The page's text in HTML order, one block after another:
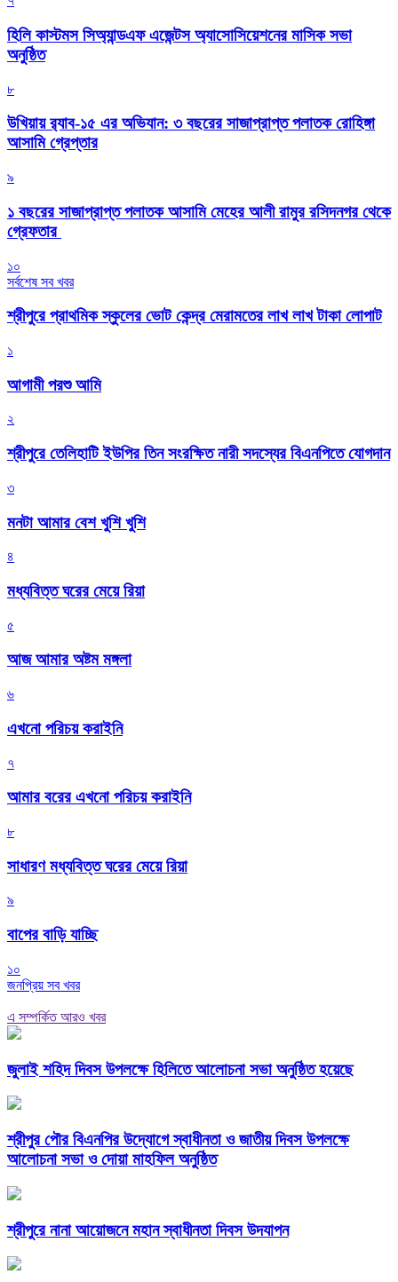
হিলি কাস্টমস সিঅ্যান্ডএফ এজেন্টস অ্যাসোসিয়েশনের মাসিক সভা
অনুষ্ঠিত
৮
উখিয়ায় র‍্যাব-১৫ এর অভিযান: ৩ বছরের সাজাপ্রাপ্ত পলাতক রোহিঙ্গা
আসামি গ্রেপ্তার
৯
১ বছরের সাজাপ্রাপ্ত পলাতক আসামি মেহের আলী রামুর রসিদনগর থেকে
গ্রেফতার ‎
১০
সর্বশেষ সব খবর
শ্রীপুরে প্রাথমিক স্কুলের ভোট কেন্দ্র মেরামতের লাখ লাখ টাকা লোপাট
১
আগামী পরশু আমি
২
শ্রীপুরে তেলিহাটি ইউপির তিন সংরক্ষিত নারী সদস্যের বিএনপিতে যোগদান
৩
মনটা আমার বেশ খুশি খুশি
৪
মধ্যবিত্ত ঘরের মেয়ে রিয়া
৫
আজ আমার অষ্টম মঙ্গলা
৬
এখনো পরিচয় করাইনি
৭
আমার বরের এখনো পরিচয় করাইনি
৮
সাধারণ মধ্যবিত্ত ঘরের মেয়ে রিয়া
৯
বাপের বাড়ি যাচ্ছি
১০
জনপ্রিয় সব খবর
এ সম্পর্কিত আরও খবর
জুলাই শহিদ দিবস উপলক্ষে হিলিতে আলোচনা সভা অনুষ্ঠিত হয়েছে
শ্রীপুর পৌর বিএনপির উদ্যোগে স্বাধীনতা ও জাতীয় দিবস উপলক্ষে
আলোচনা সভা ও দোয়া মাহফিল অনুষ্ঠিত
শ্রীপুরে নানা আয়োজনে মহান স্বাধীনতা দিবস উদযাপন